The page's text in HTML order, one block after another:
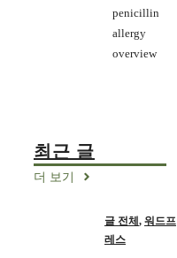
penicillin
allergy
overview
최근 글
더 보기
글 전체 , 워드프
레스